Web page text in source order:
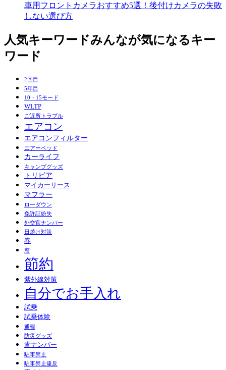
車用フロントカメラおすすめ5選！後付けカメラの失敗
しない選び方
人気キーワードみんなが気になるキー
ワード
2回目
5年目
10・15モード
WLTP
ご近所トラブル
エアコン
エアコンフィルター
エアーベッド
カーライフ
キャンプグッズ
トリビア
マイカーリース
マフラー
ローダウン
免許証紛失
外交官ナンバー
日焼け対策
春
窓
節約
紫外線対策
自分でお手入れ
試乗
試乗体験
通報
防災グッズ
青ナンバー
駐車禁止
駐車禁止違反